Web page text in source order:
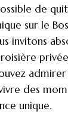
de
sur le
invitons
des
unique.